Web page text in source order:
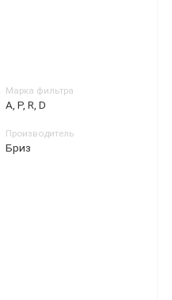
Марка фильтра
A, P, R, D
Производитель
Бриз